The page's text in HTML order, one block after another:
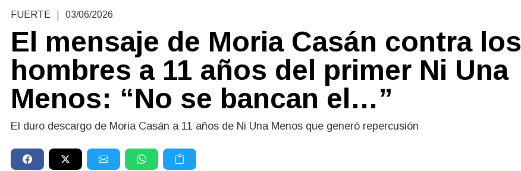
FUERTE | 03/06/2026
El mensaje de Moria Casán contra los
hombres a 11 años del primer Ni Una
Menos: “No se bancan el…”
El duro descargo de Moria Casán a 11 años de Ni Una Menos que generó repercusión